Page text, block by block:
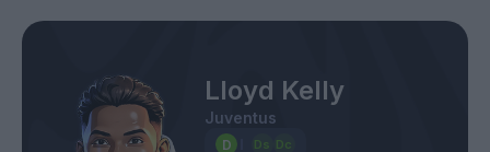
Lloyd Kelly
Juventus